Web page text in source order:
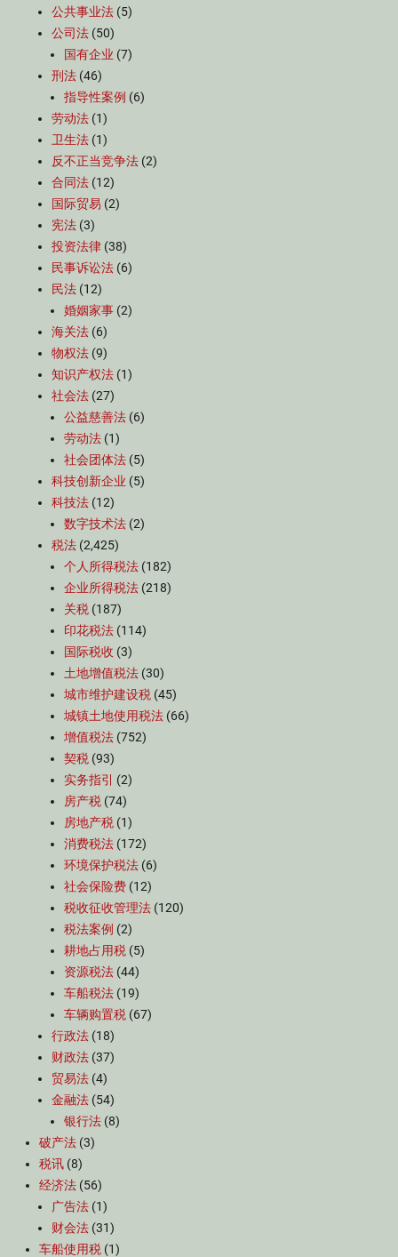
公共事业法 (5)
公司法 (50)
国有企业 (7)
刑法 (46)
指导性案例 (6)
劳动法 (1)
卫生法 (1)
反不正当竞争法 (2)
合同法 (12)
国际贸易 (2)
宪法 (3)
投资法律 (38)
民事诉讼法 (6)
民法 (12)
婚姻家事 (2)
海关法 (6)
物权法 (9)
知识产权法 (1)
社会法 (27)
公益慈善法 (6)
劳动法 (1)
社会团体法 (5)
科技创新企业 (5)
科技法 (12)
数字技术法 (2)
税法 (2,425)
个人所得税法 (182)
企业所得税法 (218)
关税 (187)
印花税法 (114)
国际税收 (3)
土地增值税法 (30)
城市维护建设税 (45)
城镇土地使用税法 (66)
增值税法 (752)
契税 (93)
实务指引
(2)
房产税 (74)
房地产税 (1)
消费税法 (172)
环境保护税法 (6)
社会保险费 (12)
税收征收管理法 (120)
税法案例 (2)
耕地占用税 (5)
资源税法 (44)
车船税法 (19)
车辆购置税 (67)
行政法 (18)
财政法 (37)
贸易法 (4)
金融法 (54)
银行法 (8)
破产法 (3)
税讯 (8)
经济法 (56)
广告法 (1)
财会法 (31)
车船使用税 (1)